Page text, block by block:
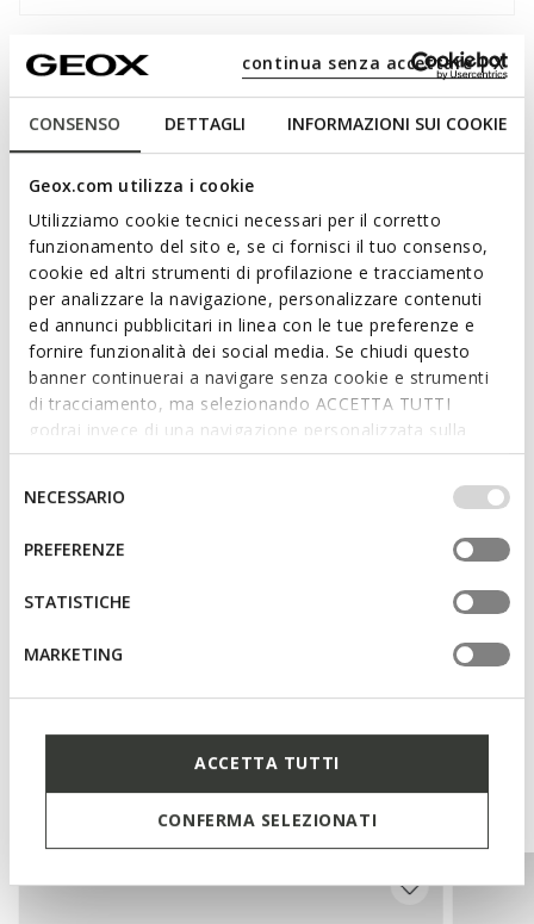
CONSENSO DETTAGLI INFORMAZIONI SUI COOKIE
Geox.com utilizza i cookie
Utilizziamo cookie tecnici necessari per il corretto
funzionamento del sito e, se ci fornisci il tuo consenso,
cookie ed altri strumenti di profilazione e tracciamento
per analizzare la navigazione, personalizzare contenuti
ed annunci pubblicitari in linea con le tue preferenze e
fornire funzionalità dei social media. Se chiudi questo
banner continuerai a navigare senza cookie e strumenti
di tracciamento, ma selezionando ACCETTA TUTTI
godrai invece di una navigazione personalizzata sulla
base dei tuoi gusti ed interessi. Selezionando
IMPOSTAZIONI potrai anche scegliere quali cookies ed
altri strumenti di tracciamento autorizzare. Per maggiori
informazioni o per modificare in qualsiasi momento le
tue impostazioni, visita la nostra
del
consenso
NECESSARIO
PREFERENZE
STATISTICHE
MARKETING
ACCETTA TUTTI
CONFERMA SELEZIONATI
continua senza accettare | X
Description
Women's slingback ballerina flats with a contemporary design
and refined charm. In this vibrant coral version, they feature a
patent leather upper with clean, modern lines. Breathable and
comfortable, Giselda 15 combines comfort and style for just
ITEM CODE:D65YUB00066C7008
Features
By purchasing this product, you are
supporting Leather Working Group certified
tanneries
Materials
You may also like